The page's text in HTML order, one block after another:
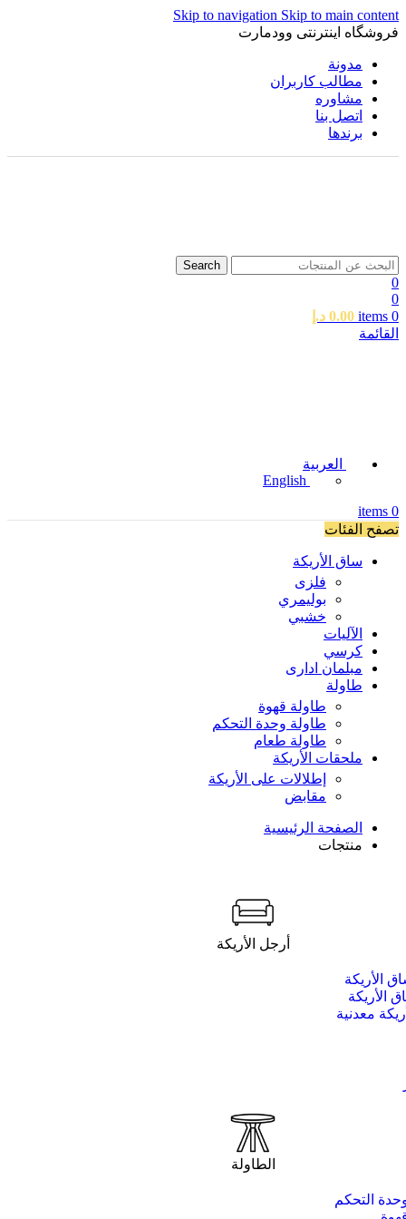
Skip to navigation Skip to main content
فروشگاه اینترنتی وودمارت
مدونة
مطالب کاربران
مشاوره
اتصل بنا
برندها
Search
0
0
0
items
0.00 د.إ
القائمة
العربية
English
0
items
تصفح الفئات
ساق الأريكة
فلزی
بوليمري
خشبي
الآليات
كرسي
مبلمان اداری
طاولة
طاولة قهوة
طاولة وحدة التحكم
طاولة طعام
ملحقات الأريكة
إطلالات على الأريكة
مقابض
الصفحة الرئيسية
منتجات
أرجل الأريكة
الأريكة
الأريكة
معدنية
الطاولة
التحكم